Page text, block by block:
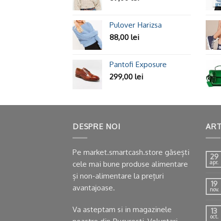
Pulover Harizsa
88,00 lei
Pantofi Exposure
299,00 lei
DESPRE NOI
Pe market.smartcash.store găsești
cele mai bune produse alimentare
și non-alimentare la prețuri
avantajoase.
Va asteptam si in magazinele
29
apr.
19
nov.
13
oct.